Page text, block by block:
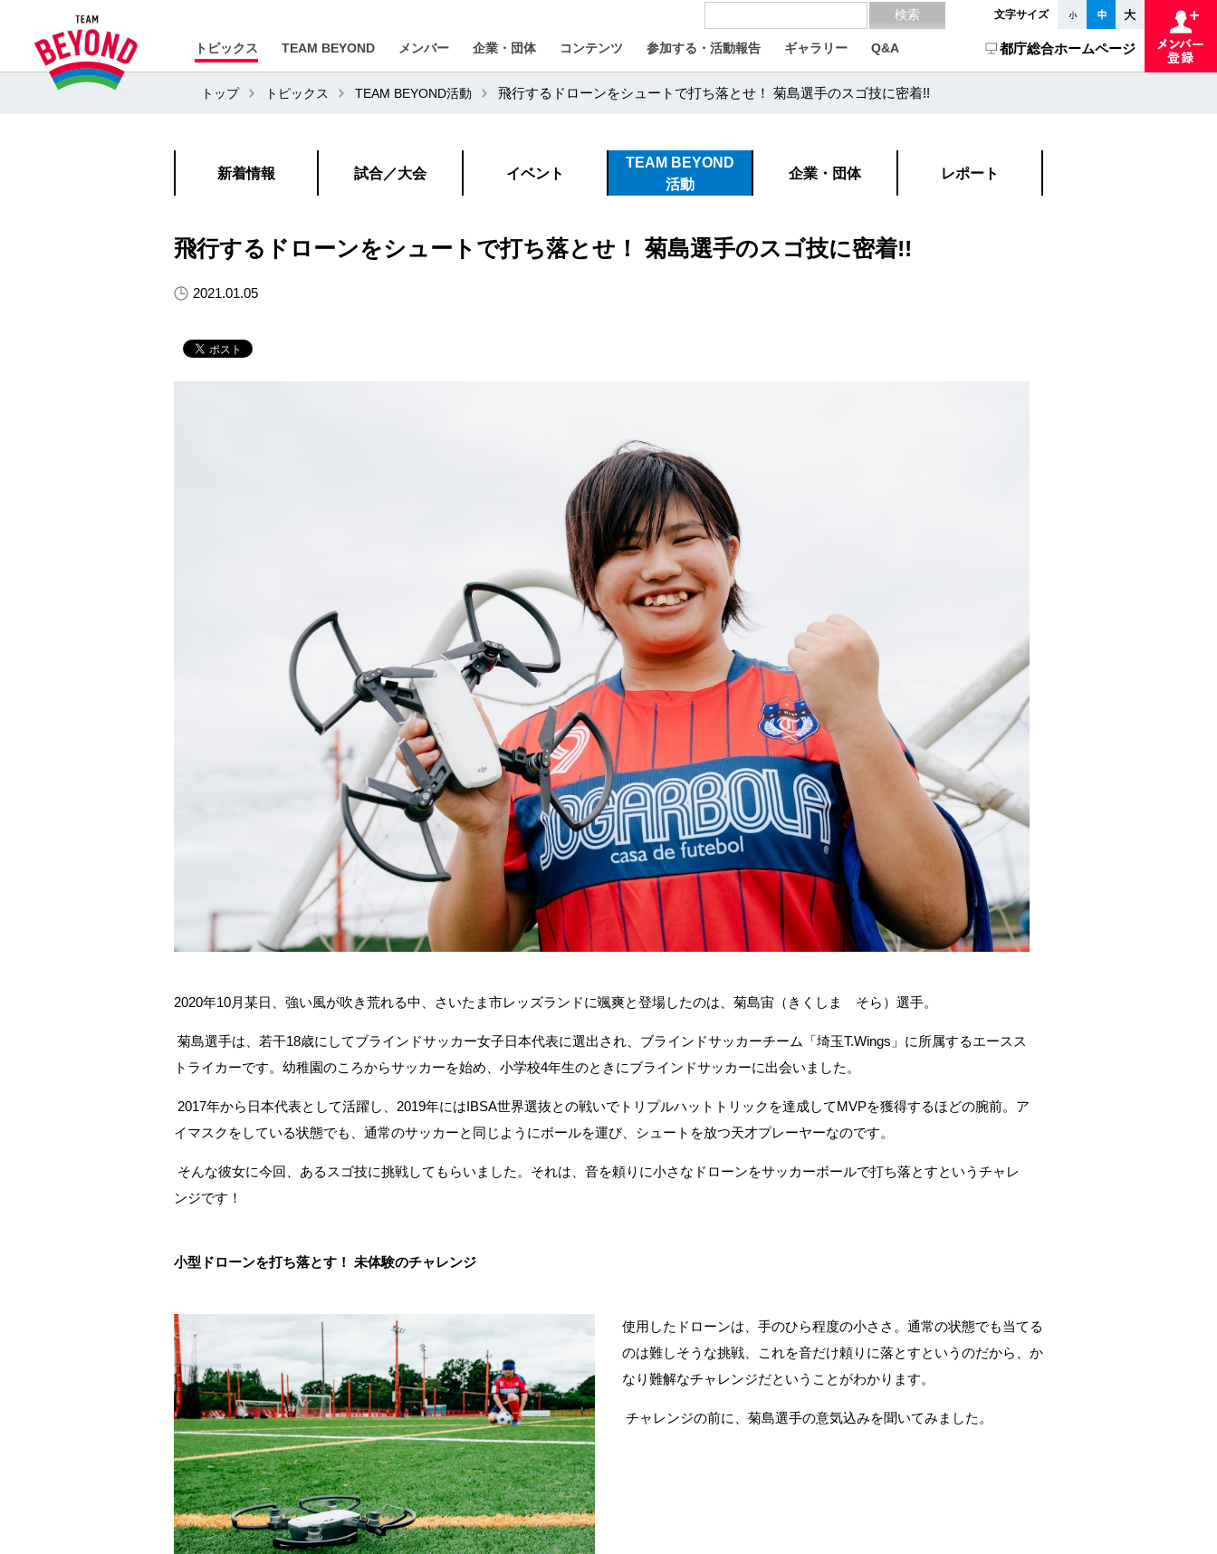
文字サイズ
トピックス TEAM BEYOND メンバー 企業・団体 コンテンツ 参加する・活動報告 ギャラリー Q&A 都庁総合ホームページ
トップ トピックス TEAM BEYOND活動 飛行するドローンをシュートで打ち落とせ！ 菊島選手のスゴ技に密着!!
新着情報 試合／大会 イベント
TEAM BEYOND
活動
企業・団体 レポート
飛行するドローンをシュートで打ち落とせ！ 菊島選手のスゴ技に密着!!
2021.01.05
2020年10月某日、強い風が吹き荒れる中、さいたま市レッズランドに颯爽と登場したのは、菊島宙（きくしま そら）選手。
菊島選手は、若干18歳にしてブラインドサッカー女子日本代表に選出され、ブラインドサッカーチーム「埼玉T.Wings 」に所属するエースス
トライカーです。幼稚園のころからサッカーを始め、小学校4年生のときにブラインドサッカーに出会いました。
2017年から日本代表として活躍し、 2019年には IBSA世界選抜との戦いでトリプルハットトリックを達成して MVPを獲得するほどの腕前。ア
イマスクをしている状態でも、通常のサッカーと同じようにボールを運び、シュートを放つ天才プレーヤーなのです。
そんな彼女に今回、あるスゴ技に挑戦してもらいました。それは、音を頼りに小さなドローンをサッカーボールで打ち落とすというチャレ
ンジです！
小型ドローンを打ち落とす！ 未体験のチャレンジ
使用したドローンは、手のひら程度の小ささ。通常の状態でも当てる
のは難しそうな挑戦、これを音だけ頼りに落とすというのだから、か
なり難解なチャレンジだということがわかります。
チャレンジの前に、菊島選手の意気込みを聞いてみました。